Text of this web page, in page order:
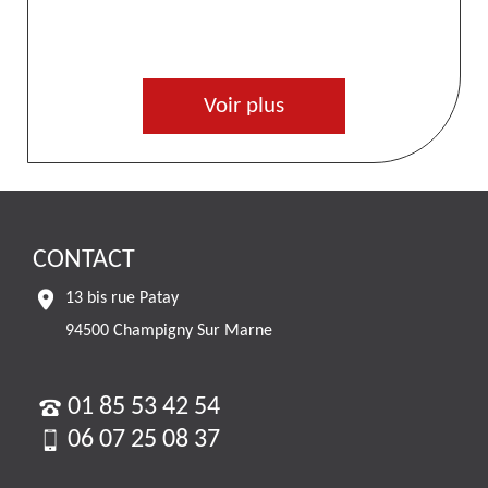
Voir plus
CONTACT
13 bis rue Patay
94500 Champigny Sur Marne
01 85 53 42 54
06 07 25 08 37